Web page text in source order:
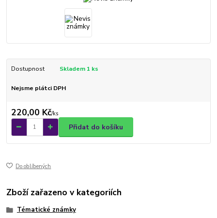
Dostupnost Skladem 1 ks
Nejsme plátci DPH
220,00 Kč/ks
Přidat do košíku
Do oblíbených
Zboží zařazeno v kategoriích
Tématické známky